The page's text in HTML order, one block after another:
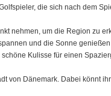
die sich nach dem
nehmen, um die Region zu
und die Sonne
Kulisse für einen
von Dänemark. Dabei könnt